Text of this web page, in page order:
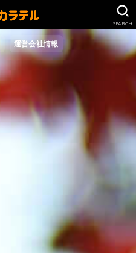
運営会社情報
SEARCH